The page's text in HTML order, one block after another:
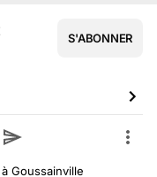
S'ABONNER
Goussainville